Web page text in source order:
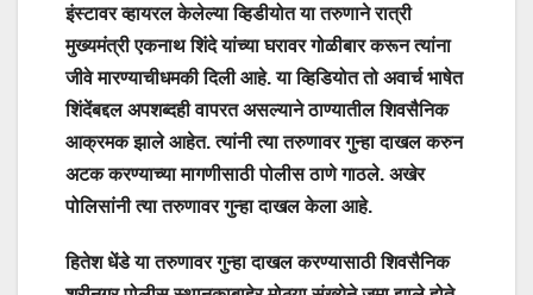
इंस्टावर व्हायरल केलेल्या व्हिडीयोत या तरुणाने रात्री
मुख्यमंत्री एकनाथ शिंदे यांच्या घरावर गोळीबार करून त्यांना
जीवे मारण्याचीधमकी दिली आहे. या व्हिडियोत तो अवार्च भाषेत
शिंदेंबद्दल अपशब्दही वापरत असल्याने ठाण्यातील शिवसैनिक
आक्रमक झाले आहेत.त्यांनी त्या तरुणावर गुन्हा दाखल करुन
अटक करण्याच्या मागणीसाठी पोलीस ठाणे गाठले. अखेर
पोलिसांनी त्या तरुणावर गुन्हा दाखल केला आहे.
हितेश धेंडे या तरुणावर गुन्हा दाखल करण्यासाठी शिवसैनिक